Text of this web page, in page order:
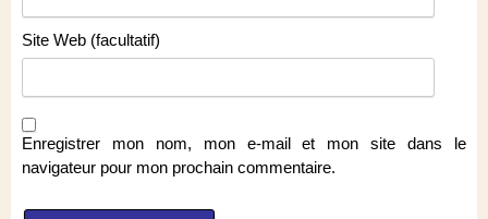
Site Web (facultatif)
Enregistrer mon nom, mon e-mail et mon site dans le
navigateur pour mon prochain commentaire.